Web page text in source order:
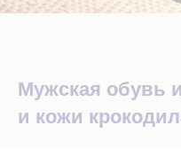
Мужская обувь
и кожи